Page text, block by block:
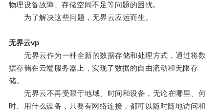
物理设备故障、存储空间不足等问题的困扰。
为了解决这些问题，无界云应运而生。
无界云vp
无界云作为一种全新的数据存储和处理方式，通过将数
据存储在云端服务器上，实现了数据的自由流动和无限存
储。
无界云不再受限于地域、时间和设备，无论在哪里、何
时、用什么设备，只要有网络连接，都可以随时随地访问和